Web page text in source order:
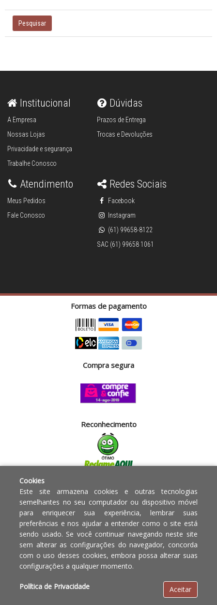
Pesquisar
Institucional
A Empresa
Nossas Lojas
Privacidade e segurança
Trabalhe Conosco
Dúvidas
Prazos de Entrega
Trocas e Devoluções
Atendimento
Meus Pedidos
Fale Conosco
Redes Sociais
Facebook
Instagram
(61) 99658-8122
SAC (61) 99658 1061
Formas de pagamento
Compra segura
Reconhecimento
Powered by:
Copyright © 2010 - 2017 Razão
social Blumenau - RA OBJETOS PARA
O LAR EIRELI CNPJ -
E loja 33 Asa Sul - Brasília-DF - CEP:
Em caso de divergência de
preços, o valor válido é o do
Cookies
Este site armazena cookies e outras tecnologias
semelhantes no seu computador ou dispositivo móvel
para enriquecer sua experiência, lembrar suas
preferências e nos ajudar a entender como o site está
sendo usado. Se você continuar navegando neste site
sem alterar as configurações do navegador, concorda
com o uso desses cookies, embora possa alterar suas
configurações a qualquer momento.
Política de Privacidade Aceitar